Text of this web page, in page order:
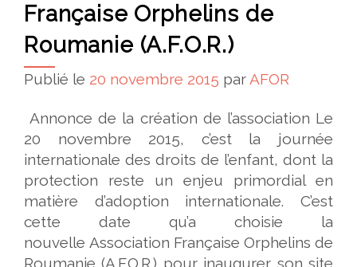
Française Orphelins de
Roumanie (A.F.O.R.)
Publié le 20 novembre 2015 par AFOR
Annonce de la création de l’association Le
20 novembre 2015, c’est la journée
internationale des droits de l’enfant, dont la
protection reste un enjeu primordial en
matière d’adoption internationale. C’est
cette date qu’a choisie la
nouvelle Association Française Orphelins de
Roumanie (A.F.O.R.) pour inaugurer son site